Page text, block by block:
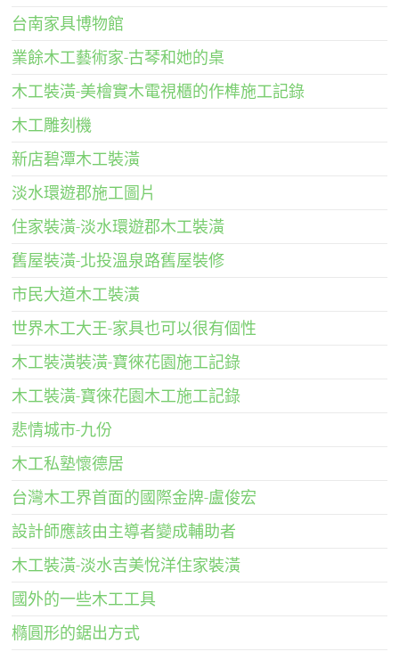
台南家具博物館
業餘木工藝術家-古琴和她的桌
木工裝潢-美檜實木電視櫃的作榫施工記錄
木工雕刻機
新店碧潭木工裝潢
淡水環遊郡施工圖片
住家裝潢-淡水環遊郡木工裝潢
舊屋裝潢-北投溫泉路舊屋裝修
市民大道木工裝潢
世界木工大王-家具也可以很有個性
木工裝潢裝潢-寶徠花園施工記錄
木工裝潢-寶徠花園木工施工記錄
悲情城市-九份
木工私塾懷德居
台灣木工界首面的國際金牌-盧俊宏
設計師應該由主導者變成輔助者
木工裝潢-淡水吉美悅洋住家裝潢
國外的一些木工工具
橢圓形的鋸出方式